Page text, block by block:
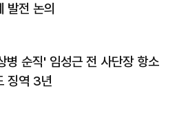
발전 논의
병 순직' 임성근 전 사단장 항소
징역 3년